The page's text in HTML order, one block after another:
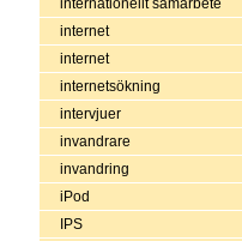
internationellt samarbete
internet
internet
internetsökning
intervjuer
invandrare
invandring
iPod
IPS